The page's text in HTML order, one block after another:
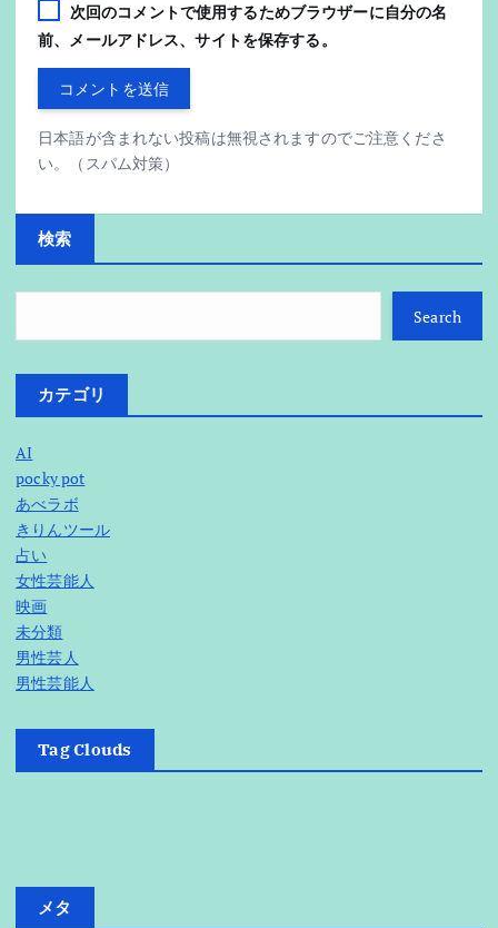
次回のコメントで使用するためブラウザーに自分の名
前、メールアドレス、サイトを保存する。
日本語が含まれない投稿は無視されますのでご注意くださ
い。（スパム対策）
検索
Search
カテゴリ
AI
pocky pot
あべラボ
きりんツール
占い
女性芸能人
映画
未分類
男性芸人
男性芸能人
Tag Clouds
メタ